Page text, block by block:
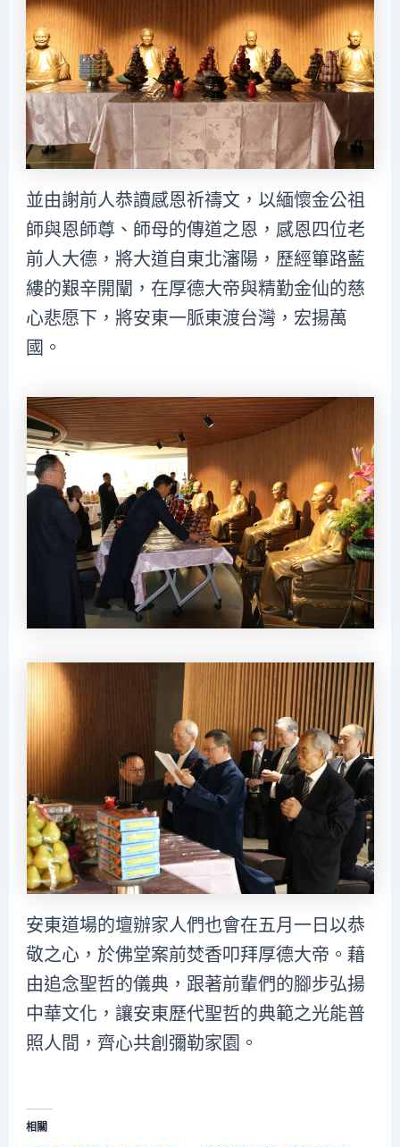
並由謝前人恭讀感恩祈禱文，以緬懷金公祖
師與恩師尊、師母的傳道之恩，感恩四位老
前人大德，將大道自東北瀋陽，歷經篳路藍
縷的艱辛開闡，在厚德大帝與精勤金仙的慈
心悲愿下，將安東一脈東渡台灣，宏揚萬
國。
安東道場的壇辦家人們也會在五月一日以恭
敬之心，於佛堂案前焚香叩拜厚德大帝。藉
由追念聖哲的儀典，跟著前輩們的腳步弘揚
中華文化，讓安東歷代聖哲的典範之光能普
照人間，齊心共創彌勒家園。
相關